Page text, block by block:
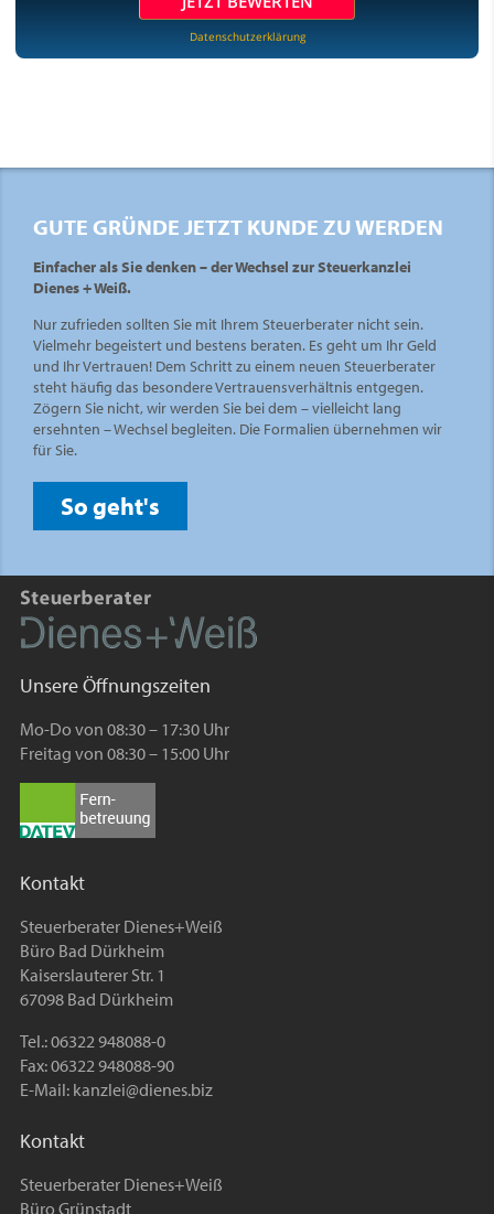
Datenschutzerklärung
GUTE GRÜNDE JETZT KUNDE ZU WERDEN
Einfacher als Sie denken – der Wechsel zur Steuerkanzlei
Dienes + Weiß.
Nur zufrieden sollten Sie mit Ihrem Steuerberater nicht sein.
Vielmehr begeistert und bestens beraten. Es geht um Ihr Geld
und Ihr Vertrauen! Dem Schritt zu einem neuen Steuerberater
steht häufig das besondere Vertrauensverhältnis entgegen.
Zögern Sie nicht, wir werden Sie bei dem – vielleicht lang
ersehnten – Wechsel begleiten. Die Formalien übernehmen wir
für Sie.
So geht's
Unsere Öffnungszeiten
Mo-Do von 08:30 – 17:30 Uhr
Freitag von 08:30 – 15:00 Uhr
Kontakt
Steuerberater Dienes+Weiß
Büro Bad Dürkheim
Kaiserslauterer Str. 1
67098 Bad Dürkheim
Tel.: 06322 948088-0
Fax: 06322 948088-90
E-Mail: kanzlei@dienes.biz
Kontakt
Steuerberater Dienes+Weiß
Büro Grünstadt